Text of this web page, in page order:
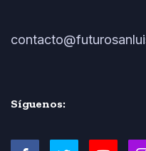
Síguenos: